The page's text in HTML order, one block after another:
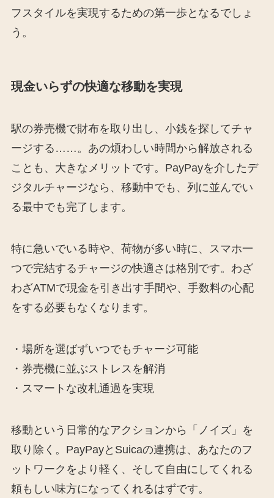
フスタイルを実現するための第一歩となるでしょ
う。
現金いらずの快適な移動を実現
駅の券売機で財布を取り出し、小銭を探してチャ
ージする……。あの煩わしい時間から解放される
ことも、大きなメリットです。PayPayを介したデ
ジタルチャージなら、移動中でも、列に並んでい
る最中でも完了します。
特に急いでいる時や、荷物が多い時に、スマホ一
つで完結するチャージの快適さは格別です。わざ
わざATMで現金を引き出す手間や、手数料の心配
をする必要もなくなります。
・場所を選ばずいつでもチャージ可能
・券売機に並ぶストレスを解消
・スマートな改札通過を実現
移動という日常的なアクションから「ノイズ」を
取り除く。PayPayとSuicaの連携は、あなたのフ
ットワークをより軽く、そして自由にしてくれる
頼もしい味方になってくれるはずです。